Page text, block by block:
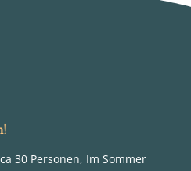
30 Personen, Im Sommer